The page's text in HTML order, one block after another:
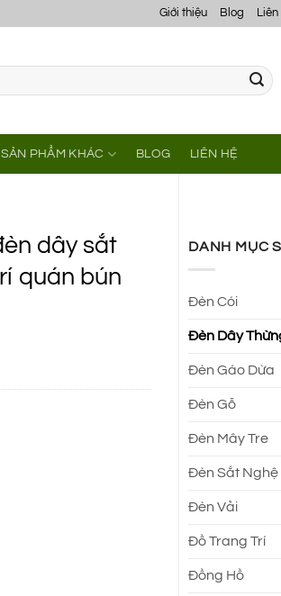
Giới thiệu Blog Liên
SẢN PHẨM KHÁC BLOG LIÊN HỆ
DANH MỤC
Đèn Cói
Đèn Dây
Đèn Gáo Dừa
Đèn Gỗ
Đèn Mây Tre
Đèn Sắt Nghệ
Đèn Vải
Đồ Trang Trí
Đồng Hồ
dây sắt
quán bún